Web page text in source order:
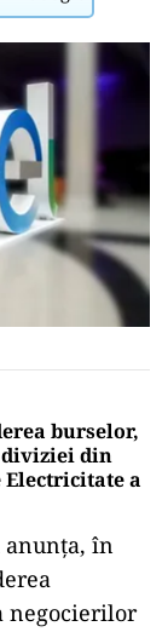
burselor,
diviziei din
Electricitate a
anunța, în
negocierilor